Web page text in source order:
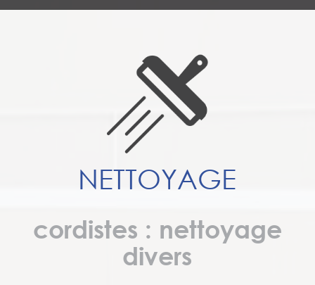
NETTOYAGE
cordistes : nettoyage
divers